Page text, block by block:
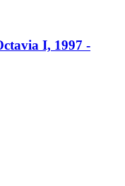
I, 1997 -